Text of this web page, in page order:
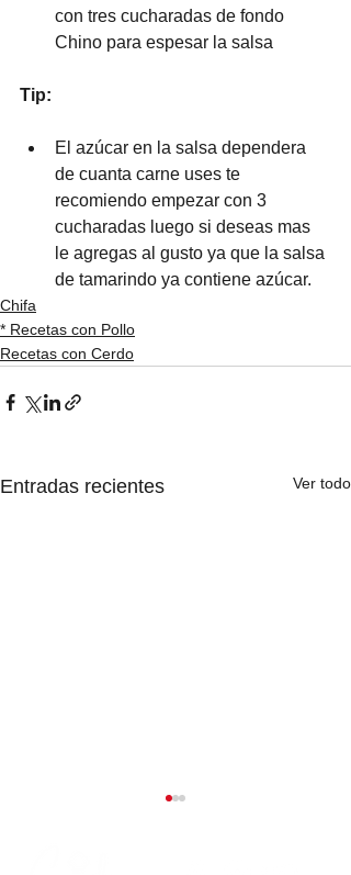
con tres cucharadas de fondo
Chino para espesar la salsa
Tip:
El azúcar en la salsa dependera
de cuanta carne uses te
recomiendo empezar con 3
cucharadas luego si deseas mas
le agregas al gusto ya que la salsa
de tamarindo ya contiene azúcar.
Chifa
* Recetas con Pollo
Recetas con Cerdo
Entradas recientes Ver todo